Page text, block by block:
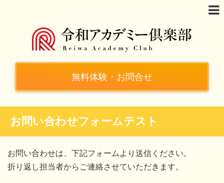
無料体験・お問合せ
お問い合わせフォームテスト
お問い合わせは、下記フォームより送信ください。
折り返し担当者からご連絡させていただきます。